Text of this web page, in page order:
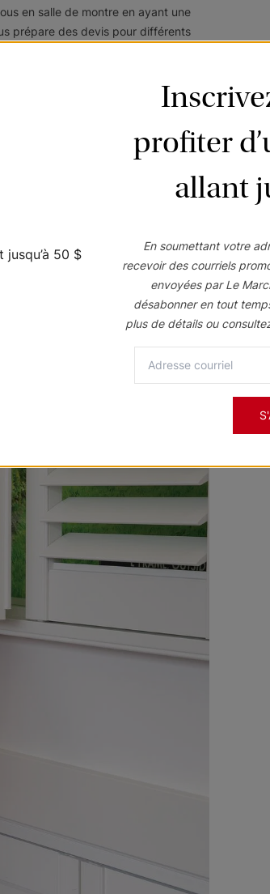
en salle de montre en ayant une
prépare des devis pour différents
vous êtes prêt à investir dans
plan de match. Nos salles de
d’habiller toutes les fenêtres de
quelles pièces vous souhaitez
il s’agit de la pièce où les invités
est la priorité, car ils souhaitent
vous concentrer sur une seule
et de limiter le budget accordé
profiter
allant
En soumettant votre
recevoir des courriels
envoyées par Le
désabonner en tout
plus de détails ou